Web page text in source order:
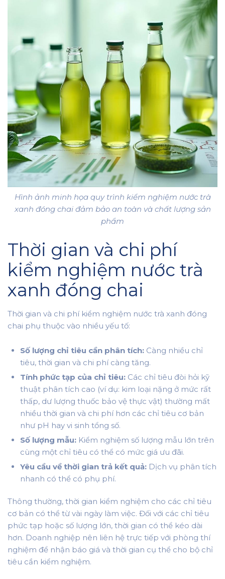
Hình ảnh minh họa quy trình kiểm nghiệm nước trà
xanh đóng chai đảm bảo an toàn và chất lượng sản
phẩm
Thời gian và chi phí
kiểm nghiệm nước trà
xanh đóng chai
Thời gian và chi phí kiểm nghiệm nước trà xanh đóng
chai phụ thuộc vào nhiều yếu tố:
Số lượng chỉ tiêu cần phân tích: Càng nhiều chỉ
tiêu, thời gian và chi phí càng tăng.
Tính phức tạp của chỉ tiêu: Các chỉ tiêu đòi hỏi kỹ
thuật phân tích cao (ví dụ: kim loại nặng ở mức rất
thấp, dư lượng thuốc bảo vệ thực vật) thường mất
nhiều thời gian và chi phí hơn các chỉ tiêu cơ bản
như pH hay vi sinh tổng số.
Số lượng mẫu: Kiểm nghiệm số lượng mẫu lớn trên
cùng một chỉ tiêu có thể có mức giá ưu đãi.
Yêu cầu về thời gian trả kết quả: Dịch vụ phân tích
nhanh có thể có phụ phí.
Thông thường, thời gian kiểm nghiệm cho các chỉ tiêu
cơ bản có thể từ vài ngày làm việc. Đối với các chỉ tiêu
phức tạp hoặc số lượng lớn, thời gian có thể kéo dài
hơn. Doanh nghiệp nên liên hệ trực tiếp với phòng thí
nghiệm để nhận báo giá và thời gian cụ thể cho bộ chỉ
tiêu cần kiểm nghiệm.